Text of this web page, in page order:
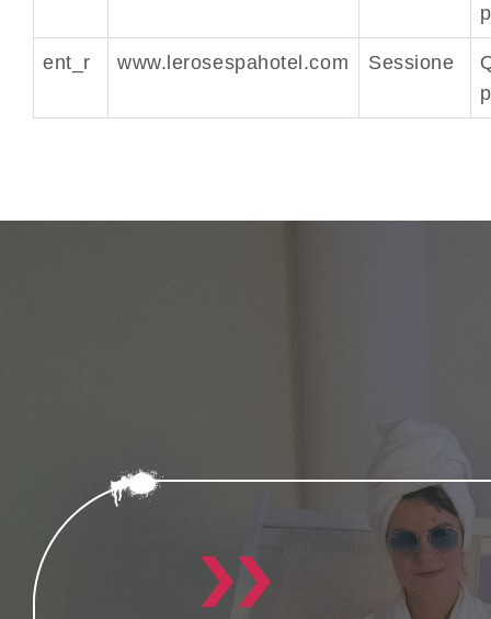
ent_r www.lerosespahotel.com Sessione